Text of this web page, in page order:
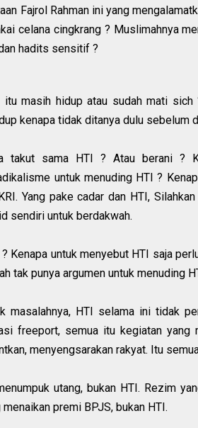
Fajrol Rahman ini yang
celana cingkrang ? Muslimahnya
hadits sensitif ?
itu masih hidup atau sudah mati
kenapa tidak ditanya dulu sebelum
takut sama HTI ? Atau berani ?
untuk menuding HTI ?
Yang pake cadar dan HTI,
sendiri untuk berdakwah.
Kenapa untuk menyebut HTI saja
tak punya argumen untuk menuding
masalahnya, HTI selama ini tidak
freeport, semua itu kegiatan yang
menyengsarakan rakyat. Itu
utang, bukan HTI. Rezim
premi BPJS, bukan HTI.